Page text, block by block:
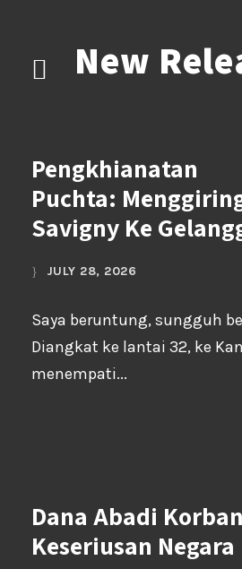
New
Pengkhianatan
Puchta:
Savigny Ke
JULY 28, 2026
Saya beruntung, sungguh
Diangkat ke lantai 32, ke
menempati...
Dana Abadi
Keseriusan Negara